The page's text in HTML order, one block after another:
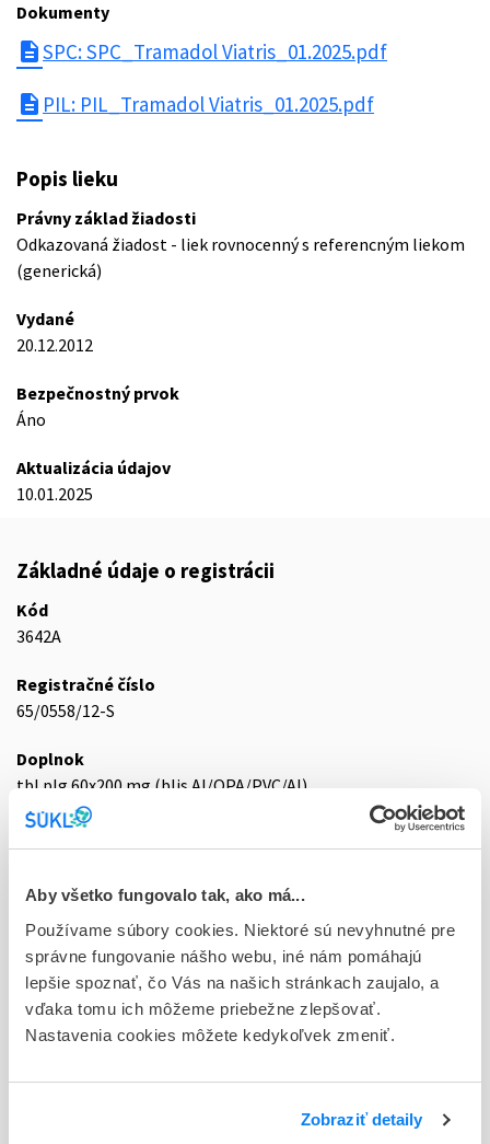
Aby všetko fungovalo tak, ako má...
Používame súbory cookies. Niektoré sú nevyhnutné pre
správne fungovanie nášho webu, iné nám pomáhajú
lepšie spoznať, čo Vás na našich stránkach zaujalo, a
vďaka tomu ich môžeme priebežne zlepšovať.
Nastavenia cookies môžete kedykoľvek zmeniť.
Zobraziť detaily
Dokumenty
descriptionSPC: SPC_Tramadol Viatris_01.2025.pdf
description PIL: PIL_Tramadol Viatris_01.2025.pdf
Popis lieku
Právny základ žiadosti
Odkazovaná žiadost - liek rovnocenný s referencným liekom
(generická)
Vydané
20.12.2012
Bezpečnostný prvok
Áno
Aktualizácia údajov
10.01.2025
Základné údaje o registrácii
Kód
3642A
Registračné číslo
65/0558/12-S
Doplnok
tbl plg 60x200 mg (blis.Al/OPA/PVC/Al)
Stav
Typ registračnej procedúry
Decentralizovaná
Držiteľ, krajina
Viatris Limited, Írsko
65 - ANALGETICA - ANODYNA